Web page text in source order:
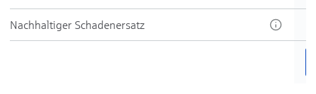
Nachhaltiger Schadenersatz